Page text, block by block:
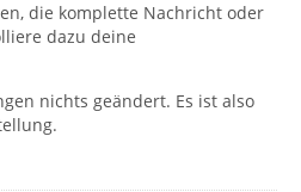
die komplette Nachricht oder
dazu deine
nichts geändert. Es ist also